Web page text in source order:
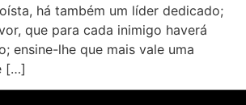
há também um líder dedicado;
que para cada inimigo haverá
ensine-lhe que mais vale uma
[…]